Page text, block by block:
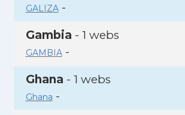
GALIZA-
Gambia - 1 webs
GAMBIA-
Ghana - 1 webs
Ghana -